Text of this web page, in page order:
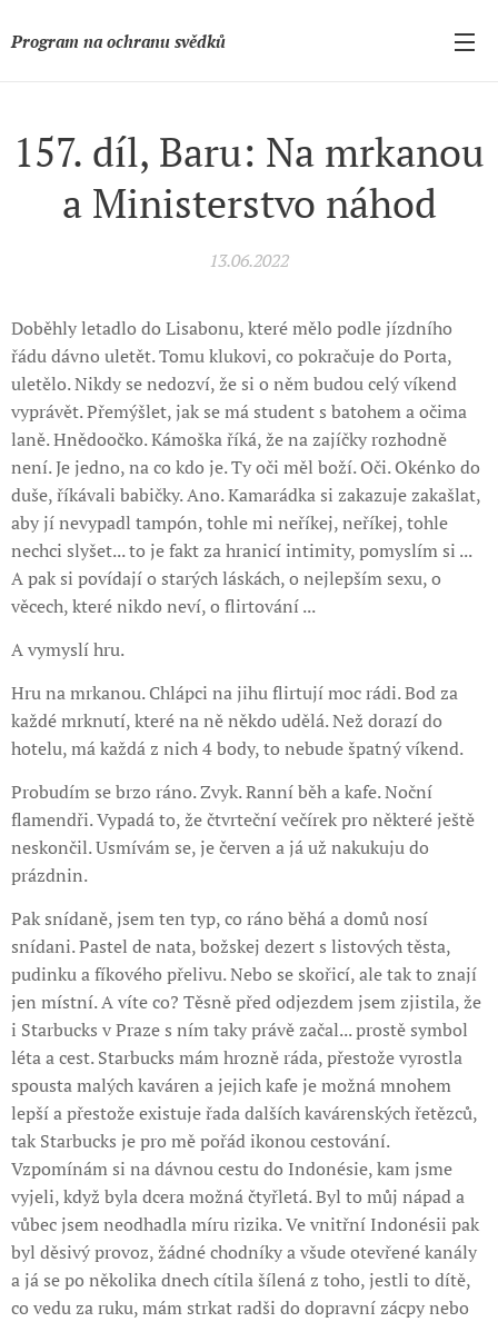
Program na ochranu svědků
157. díl, Baru: Na mrkanou
a Ministerstvo náhod
13.06.2022
Doběhly letadlo do Lisabonu, které mělo podle jízdního
řádu dávno uletět. Tomu klukovi, co pokračuje do Porta,
uletělo. Nikdy se nedozví, že si o něm budou celý víkend
vyprávět. Přemýšlet, jak se má student s batohem a očima
laně. Hnědoočko. Kámoška říká, že na zajíčky rozhodně
není. Je jedno, na co kdo je. Ty oči měl boží. Oči. Okénko do
duše, říkávali babičky. Ano. Kamarádka si zakazuje zakašlat,
aby jí nevypadl tampón, tohle mi neříkej, neříkej, tohle
nechci slyšet... to je fakt za hranicí intimity, pomyslím si ...
A pak si povídají o starých láskách, o nejlepším sexu, o
věcech, které nikdo neví, o flirtování ...
A vymyslí hru.
Hru na mrkanou. Chlápci na jihu flirtují moc rádi. Bod za
každé mrknutí, které na ně někdo udělá. Než dorazí do
hotelu, má každá z nich 4 body, to nebude špatný víkend.
Probudím se brzo ráno. Zvyk. Ranní běh a kafe. Noční
flamendři. Vypadá to, že čtvrteční večírek pro některé ještě
neskončil. Usmívám se, je červen a já už nakukuju do
prázdnin.
Pak snídaně, jsem ten typ, co ráno běhá a domů nosí
snídani. Pastel de nata, božskej dezert s listových těsta,
pudinku a fíkového přelivu. Nebo se skořicí, ale tak to znají
jen místní. A víte co? Těsně před odjezdem jsem zjistila, že
i Starbucks v Praze s ním taky právě začal... prostě symbol
léta a cest. Starbucks mám hrozně ráda, přestože vyrostla
spousta malých kaváren a jejich kafe je možná mnohem
lepší a přestože existuje řada dalších kavárenských řetězců,
tak Starbucks je pro mě pořád ikonou cestování.
Vzpomínám si na dávnou cestu do Indonésie, kam jsme
vyjeli, když byla dcera možná čtyřletá. Byl to můj nápad a
vůbec jsem neodhadla míru rizika. Ve vnitřní Indonésii pak
byl děsivý provoz, žádné chodníky a všude otevřené kanály
a já se po několika dnech cítila šílená z toho, jestli to dítě,
co vedu za ruku, mám strkat radši do dopravní zácpy nebo